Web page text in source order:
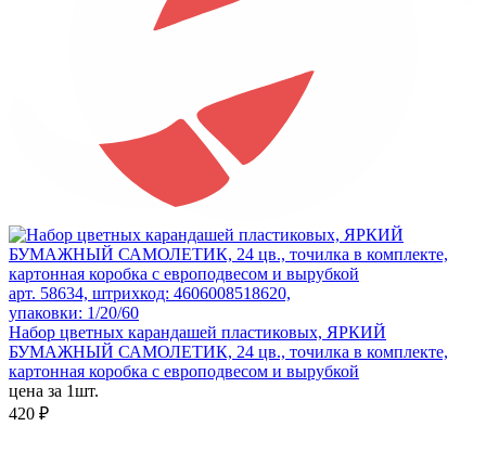
арт. 58634, штрихкод: 4606008518620,
упаковки: 1/20/60
Набор цветных карандашей пластиковых, ЯРКИЙ
БУМАЖНЫЙ САМОЛЕТИК, 24 цв., точилка в комплекте,
картонная коробка с европодвесом и вырубкой
цена за 1шт.
420 ₽